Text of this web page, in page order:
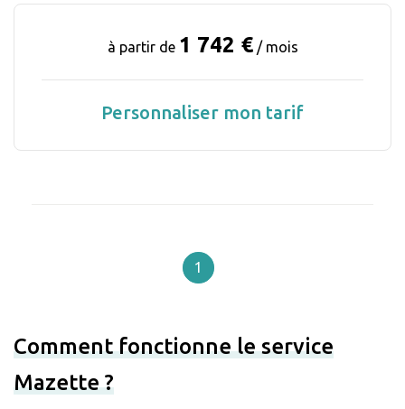
à partir de 1 742 € / mois
Personnaliser mon tarif
1
Comment fonctionne le service
Mazette ?